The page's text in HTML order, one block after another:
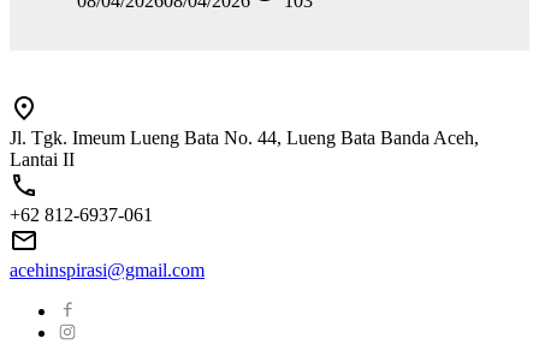
Jl. Tgk. Imeum Lueng Bata No. 44, Lueng Bata Banda Aceh,
Lantai II
+62 812-6937-061
acehinspirasi@gmail.com